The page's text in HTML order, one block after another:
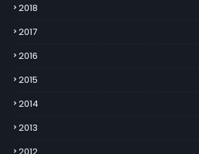
2018
2017
2016
2015
2014
2013